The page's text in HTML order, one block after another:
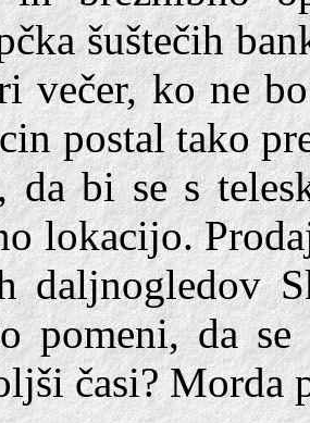
šuštečih
večer, ko ne
postal tako
da bi se s
lokacijo.
daljnogledov
pomeni, da
časi? Morda